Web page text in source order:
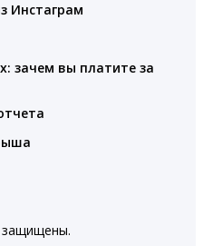
Инстаграм
зачем вы платите за
защищены.